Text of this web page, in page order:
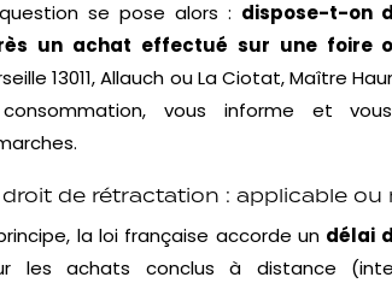
se pose alors : dispose-t-on
un achat effectué sur une foire
13011, Allauch ou La Ciotat, Maître
vous informe et
droit de rétractation : applicable ou
la loi française accorde un délai
les achats conclus à distance